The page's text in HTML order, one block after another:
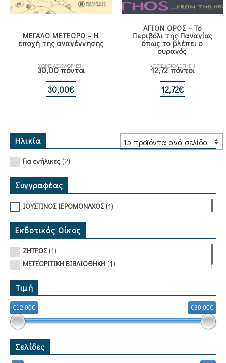
ΜΕΓΑΛΟ ΜΕΤΕΩΡΟ – Η
εποχή της αναγέννησης
ΧΩΡΙΣ ΑΞΙΟΛΟΓΗΣΗ
30,00 πόντοι
30,00€
ΑΓΙΟΝ ΟΡΟΣ – Το
Περιβόλι της Παναγίας
όπως το βλέπει ο
ουρανός
ΧΩΡΙΣ ΑΞΙΟΛΟΓΗΣΗ
12,72 πόντοι
12,72€
Ηλικία
Για ενήλικες (2)
Συγγραφέας
ΙΟΥΣΤΙΝΟΣ ΙΕΡΟΜΟΝΑΧΟΣ(1)
Εκδοτικός Οίκος
ΖΗΤΡΟΣ(1)
ΜΕΤΕΩΡΙΤΙΚΗ ΒΙΒΛΙΟΘΗΚΗ (1)
Τιμή
€12,00€ €30,00€
Σελίδες